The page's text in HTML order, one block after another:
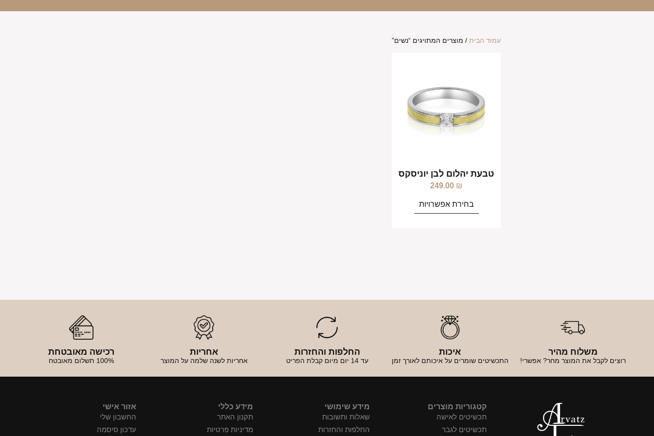
עמוד הבית/ מוצרים המתויגים “נשים”
טבעת יהלום לבן יוניסקס
249.00 ₪
בחירת אפשרויות
משלוח מהיר
רוצים לקבל את המוצר מחר? אפשרי!
איכות
התכשיטים שומרים על איכותם לאורך זמן
החלפות והחזרות
עד 14 יום מיום קבלת הפריט
אחריות
אחריות לשנה שלמה על המוצר
רכישה מאובטחת
100% תשלום מאובטח
קטגוריות מוצרים
תכשיטים לאישה
תכשיטים לגבר
מידע שימושי
שאלות ותשובות
החלפות והחזרות
מידע כללי
תקנון האתר
מדיניות פרטיות
אזור אישי
החשבון שלי
עדכון סיסמה